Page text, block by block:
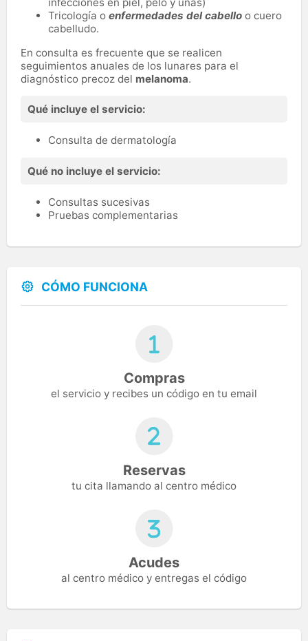
Tricología o enfermedades del cabello o cuero
cabelludo.
En consulta es frecuente que se realicen
seguimientos anuales de los lunares para el
diagnóstico precoz del melanoma.
Qué incluye el servicio:
Consulta de dermatología
Qué no incluye el servicio:
Consultas sucesivas
Pruebas complementarias
CÓMO FUNCIONA
Compras
el servicio y recibes un código en tu email
Reservas
tu cita llamando al centro médico
Acudes
al centro médico y entregas el código